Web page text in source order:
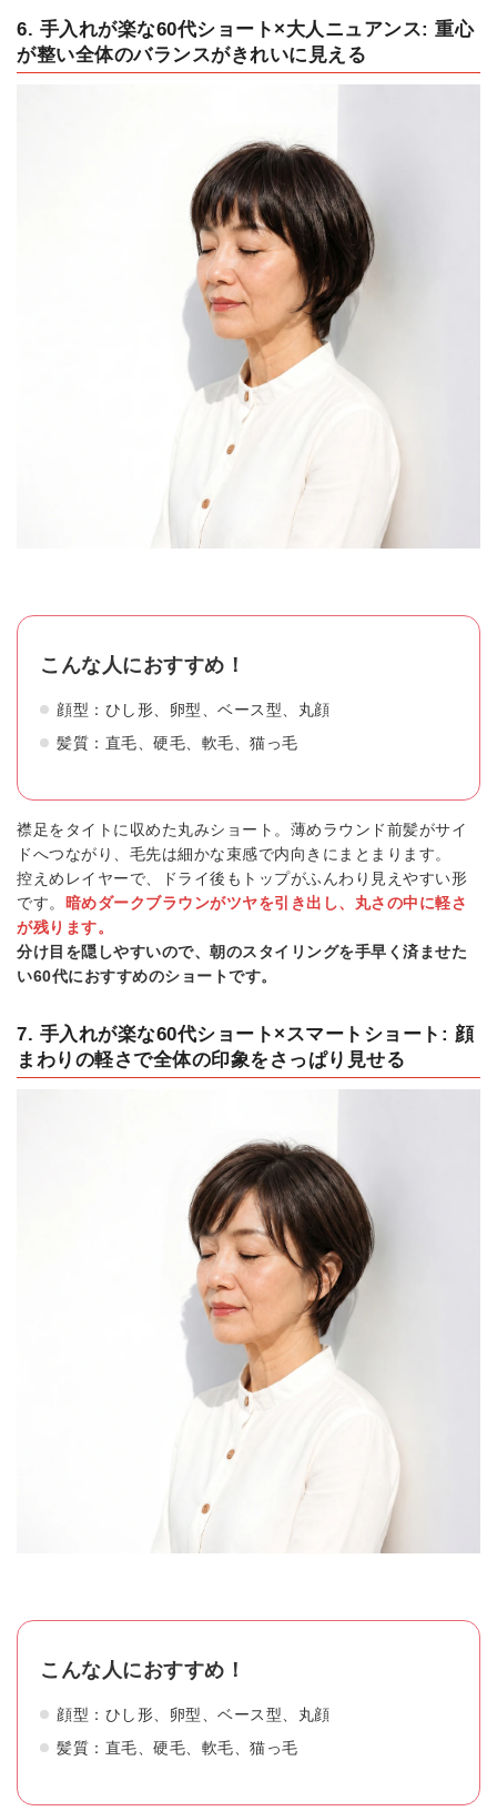
6. 手入れが楽な60代ショート×大人ニュアンス: 重心
が整い全体のバランスがきれいに見える
こんな人におすすめ！
顔型：ひし形、卵型、ベース型、丸顔
髪質：直毛、硬毛、軟毛、猫っ毛
襟足をタイトに収めた丸みショート。薄めラウンド前髪がサイ
ドへつながり、毛先は細かな束感で内向きにまとまります。
控えめレイヤーで、ドライ後もトップがふんわり見えやすい形
です。 暗めダークブラウンがツヤを引き出し、丸さの中に軽さ
が残ります。
分け目を隠しやすいので、朝のスタイリングを手早く済ませた
い60代におすすめのショートです。
7. 手入れが楽な60代ショート×スマートショート: 顔
まわりの軽さで全体の印象をさっぱり見せる
こんな人におすすめ！
顔型：ひし形、卵型、ベース型、丸顔
髪質：直毛、硬毛、軟毛、猫っ毛